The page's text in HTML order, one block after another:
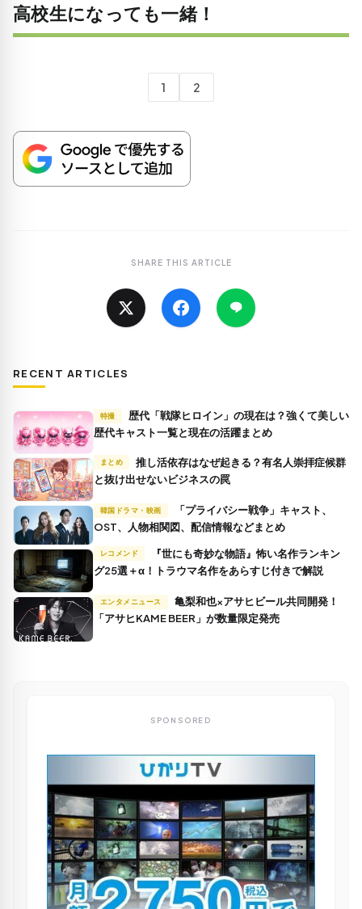
高校生になっても一緒！
1 2
SHARE THIS ARTICLE
RECENT ARTICLES
特撮
歴代キャスト一覧と現在の活躍まとめ
まとめ
推し活依存はなぜ起きる？有名人崇拝症候群
と抜け出せないビジネスの罠
韓国ドラマ・映画
OST、人物相関図、配信情報などまとめ
レコメンド
グ25選＋α！トラウマ名作をあらすじ付きで解説
エンタメニュース
「アサヒKAME BEER」が数量限定発売
SPONSORED